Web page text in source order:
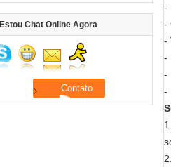
Estou Chat Online Agora
-
-
-
-
-
-